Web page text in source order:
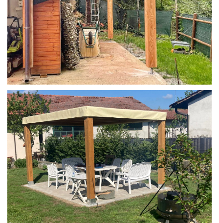
STRUTTURA IN LARICE U/F CON INCASTRI
PERGOLA